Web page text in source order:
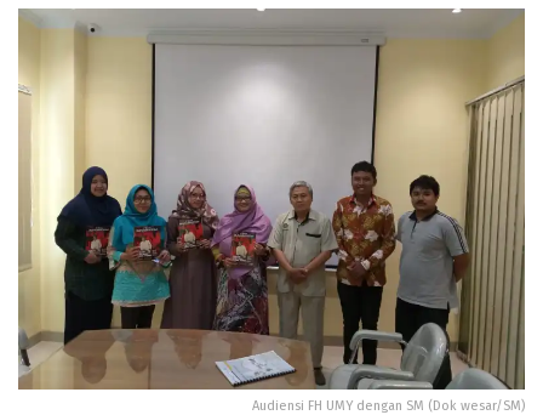
Audiensi FH UMY dengan SM (Dok wesar/SM)